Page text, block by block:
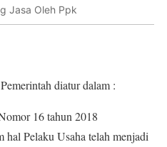
Jasa Oleh Ppk
diatur dalam :
16 tahun 2018
hal Pelaku Usaha telah menjadi